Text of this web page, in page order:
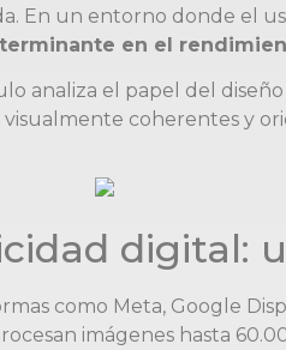
En un entorno donde el
en el
analiza el papel del
visualmente coherentes y
digital:
como Meta, Google
imágenes hasta